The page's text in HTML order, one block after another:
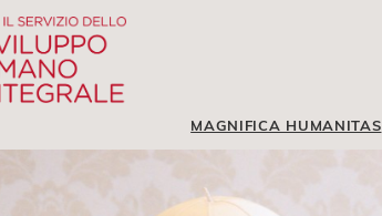
MAGNIFICA HUMANITAS